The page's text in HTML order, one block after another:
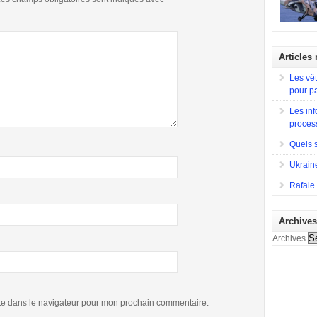
dans le navigateur pour mon prochain commentaire.
Sa
souhait
en
ainsi
destiné à
la France
typique,
Articles
Les
pour
Les
Quels
Archives
Archives